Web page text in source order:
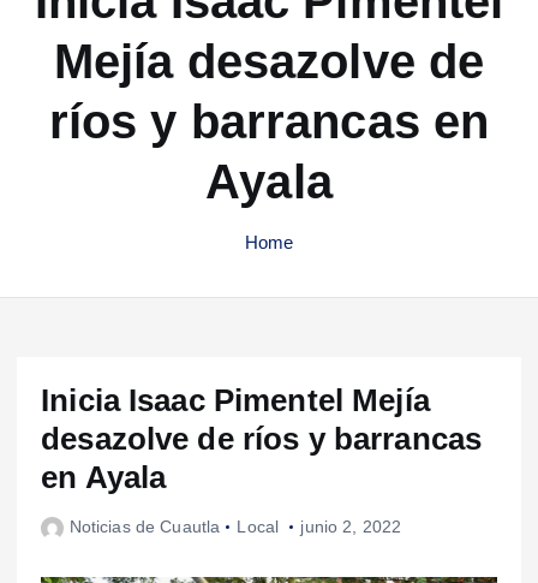
Mejía desazolve de
ríos y barrancas en
Ayala
Home
Inicia Isaac Pimentel Mejía
desazolve de ríos y barrancas
en Ayala
Noticias de Cuautla Local junio 2, 2022